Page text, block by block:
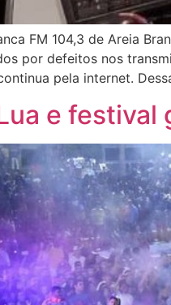
FM 104,3 de Areia
por defeitos nos
pela internet.
e